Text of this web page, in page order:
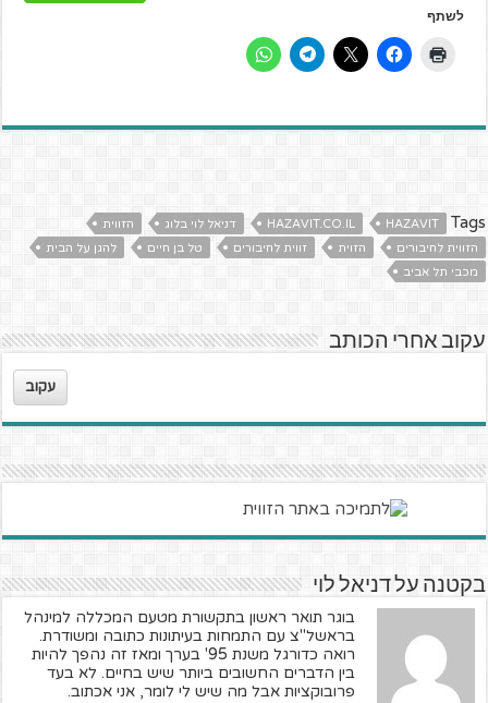
לשתף
Tags
HAZAVIT
HAZAVIT.CO.IL דניאל לוי בלוג
הזווית
הזווית לחיבורים
הזוית זווית לחיבורים טל בן חיים
להגן על הבית
מכבי תל אביב
עקוב אחרי הכותב
עקוב
בקטנה על דניאל לוי
בוגר תואר ראשון בתקשורת מטעם המכללה למינהל
בראשל"צ עם התמחות בעיתונות כתובה ומשודרת.
רואה כדורגל משנת 95' בערך ומאז זה נהפך להיות
בין הדברים החשובים ביותר שיש בחיים. לא בעד
פרובוקציות אבל מה שיש לי לומר, אני אכתוב.